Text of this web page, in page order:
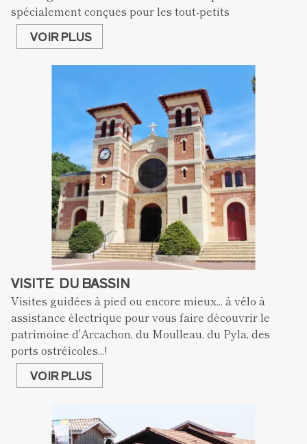
spécialement conçues pour les tout-petits
VOIR PLUS
VISITE  DU BASSIN
Visites guidées à pied ou encore mieux... à vélo à
assistance électrique pour vous faire découvrir le
patrimoine d'Arcachon, du Moulleau, du Pyla, des
ports ostréicoles...!
VOIR PLUS